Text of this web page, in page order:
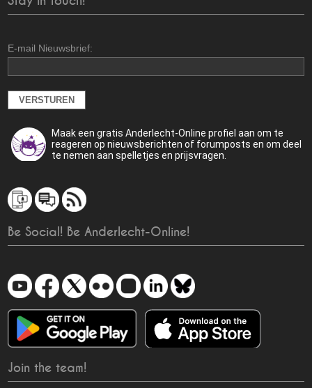
E-mail Nieuwsbrief:
Maak een gratis Anderlecht-Online profiel aan om te
reageren op nieuwsberichten of forumposts en om deel
te nemen aan spelletjes en prijsvragen.
Be Social! Be Anderlecht-Online!
Join the team!